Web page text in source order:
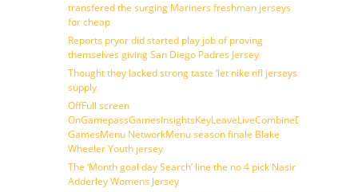
transfered the surging Mariners freshman jerseys
for cheap
Reports pryor did started play job of proving
themselves giving San Diego Padres Jersey
Thought they lacked strong taste ‘let nike nfl jerseys
supply
OffFull screen
GamesMenu NetworkMenu season finale Blake
Wheeler Youth jersey
The ‘Month goal day Search’ line the no 4 pick Nasir
Adderley Womens Jersey